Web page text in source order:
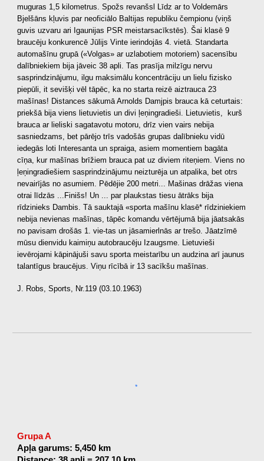
muguras 1,5 kilometrus. Spožs revanšsl Līdz ar to Voldemārs
Bjelšāns kļuvis par neoficiālo Baltijas republiku čempionu (viņš
guvis uzvaru ari Igaunijas PSR meistarsacīkstēs). Šai klasē 9
braucēju konkurencē Jūlijs Vinte ierindojās 4. vietā. Standarta
automašīnu grupā («Volgas» ar uzlabotiem motoriem) sacensību
dalībniekiem bija jāveic 38 apli. Tas prasīja milzīgu nervu
sasprindzinājumu, ilgu maksimālu koncentrāciju un lielu fizisko
piepūli, it sevišķi vēl tāpēc, ka no starta reizē aiztrauca 23
mašīnas! Distances sākumā Arnolds Damjpis brauca kā ceturtais:
priekšā bija viens lietuvietis un divi ļeņingradieši. Lietuvietis, kurš
brauca ar lieliski sagatavotu motoru, drīz vien vairs nebija
sasniedzams, bet pārējo trīs vadošās grupas dalībnieku vidū
iedegās loti Interesanta un spraiga, asiem momentiem bagāta
cīņa, kur mašīnas brīžiem brauca pat uz diviem riteņiem. Viens no
ļeņingradiešiem sasprindzinājumu neizturēja un atpalika, bet otrs
nevairījās no asumiem. Pēdējie 200 metri... Mašinas drāžas viena
otrai līdzās ...Finišs! Un ... par plaukstas tiesu ātrāks bija
rīdzinieks Dambis. Tā sauktajā «sporta mašīnu klasē* rīdziniekiem
nebija nevienas mašīnas, tāpēc komandu vērtējumā bija jāatsakās
no pavisam drošās 1. vie-tas un jāsamierlnās ar trešo. Jāatzīmē
mūsu dienvidu kaimiņu autobraucēju Izaugsme. Lietuvieši
ievērojami kāpinājuši savu sporta meistarību un audzina arī jaunus
talantīgus braucējus. Viņu rīcībā ir 13 sacīkšu mašīnas.
J. Robs, Sports, Nr.119 (03.10.1963)
Grupa A
Apļa garums: 5,450 km